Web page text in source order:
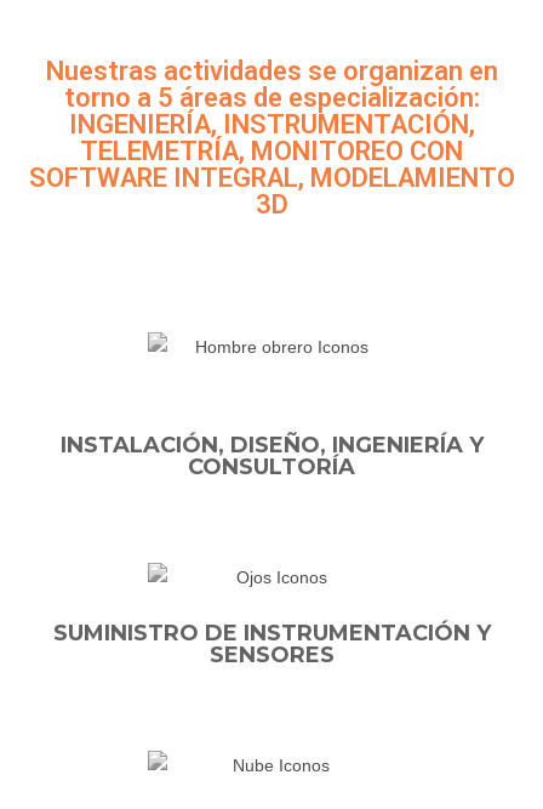
Nuestras actividades se organizan en
torno a 5 áreas de especialización:
INGENIERÍA, INSTRUMENTACIÓN,
TELEMETRÍA, MONITOREO CON
SOFTWARE INTEGRAL, MODELAMIENTO
3D
INSTALACIÓN, DISEÑO, INGENIERÍA Y
CONSULTORÍA
SUMINISTRO DE INSTRUMENTACIÓN Y
SENSORES